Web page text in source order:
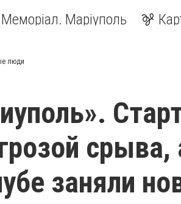
Меморіал. Маріуполь
люди
срыва,
заняли